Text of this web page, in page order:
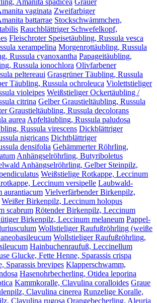
Amanita spadicea Grauer
vaginata Zweifarbiger
battarrae Stockschwämmchen,
Rauchblättriger Schwefelkopf,
Fleischroter Speisetäubling, Russula vesca
xerampelina Morgenrottäubling, Russula
Russula cyanoxantha Papageitäubling,
Russula ionochlora Olivfarbener
peltereaui Grasgrüner Täubling, Russula
Täubling, Russula ochroleuca Violettstieliger
violeipes Weißstieliger Ockertäubling /
citrina Gelber Graustieltäubling, Russula
Graustieltäubling, Russula decolorans
aureaApfeltäubling, Russula paludosa
Russula virescens Dickblättriger
nigricans Dichtblättriger
densifolia Gehämmerter Röhrling,
Anhängselröhrling, Butyriboletus
Anhängselröhrling, Gelber Steinpilz,
Weißstielige Rotkappe, Leccinum
Leccinum versipelle Laubwald-
aurantiacum Vielverfärbender Birkenpilz,
Weißer Birkenpilz, Leccinum holopus
scabrum Rötender Birkenpilz, Leccinum
Birkenpilz, Leccinum melaneum Pappel-
Wollstieliger Raufußröhrling (weiße
Wollstieliger Raufußröhrling,
Hainbuchenraufuß, Leccinellum
Glucke, Fette Henne, Sparassis crispa
Sparassis brevipes Klapperschwamm,
Hasenohrbecherling, Otidea leporina
Kammkoralle, Clavulina coralloides Graue
Clavulina cinerea Runzelige Koralle,
Clavulina rugosa Orangebecherling, Aleuria